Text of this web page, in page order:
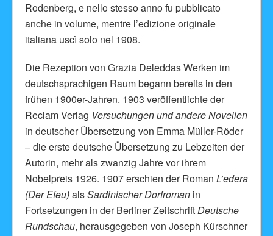
Rodenberg, e nello stesso anno fu pubblicato
anche in volume, mentre l’edizione originale
italiana uscì solo nel 1908.
Die Rezeption von Grazia Deleddas Werken im
deutschsprachigen Raum begann bereits in den
frühen 1900er-Jahren. 1903 veröffentlichte der
Reclam Verlag Versuchungen und andere Novellen
in deutscher Übersetzung von Emma Müller-Röder
– die erste deutsche Übersetzung zu Lebzeiten der
Autorin, mehr als zwanzig Jahre vor ihrem
Nobelpreis 1926. 1907 erschien der Roman L’edera
(Der Efeu)alsSardinischer Dorfroman in
Fortsetzungen in der Berliner ZeitschriftDeutsche
Rundschau, herausgegeben von Joseph Kürschner